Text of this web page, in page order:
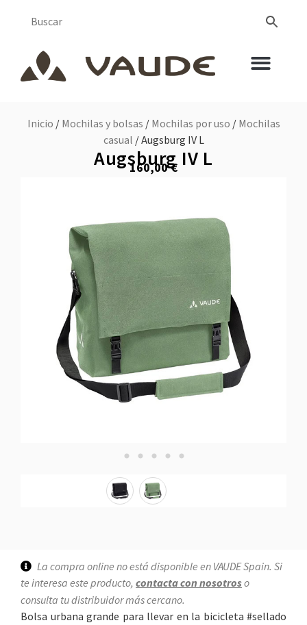
Inicio /Mochilas y bolsas /Mochilas por uso /Mochilas
casual / Augsburg IV L
Augsburg IV L
160,00€
La compra online no está disponible en VAUDE Spain. Si
te interesa este producto, contacta con nosotroso
consulta tu distribuidor más cercano.
Bolsa urbana grande para llevar en la bicicleta #sellado